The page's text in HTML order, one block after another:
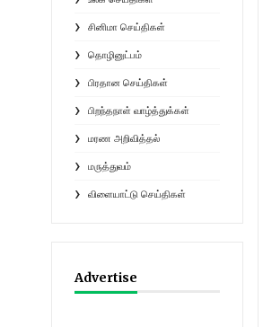
சினிமா செய்திகள்
தொழினுட்பம்
பிரதான செய்திகள்
பிறந்தநாள் வாழ்த்துக்கள்
மரண அறிவித்தல்
மருத்துவம்
விளையாட்டு செய்திகள்
Advertise